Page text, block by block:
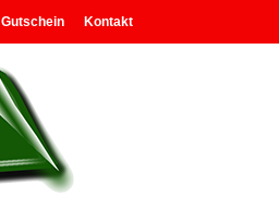
Gutschein Kontakt